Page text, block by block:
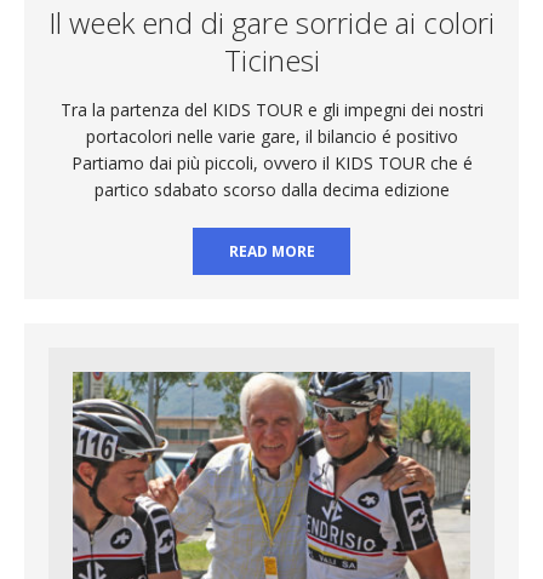
Il week end di gare sorride ai colori
Ticinesi
Tra la partenza del KIDS TOUR e gli impegni dei nostri
portacolori nelle varie gare, il bilancio é positivo
Partiamo dai più piccoli, ovvero il KIDS TOUR che é
partico sdabato scorso dalla decima edizione
READ MORE